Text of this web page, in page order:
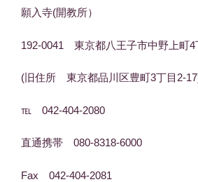
願入寺(開教所）
192-0041 東京都八王子市中野上町4
(旧住所 東京都品川区豊町3丁目2-
℡ 042-404-2080
直通携帯 080-8318-6000
Fax 042-404-2081